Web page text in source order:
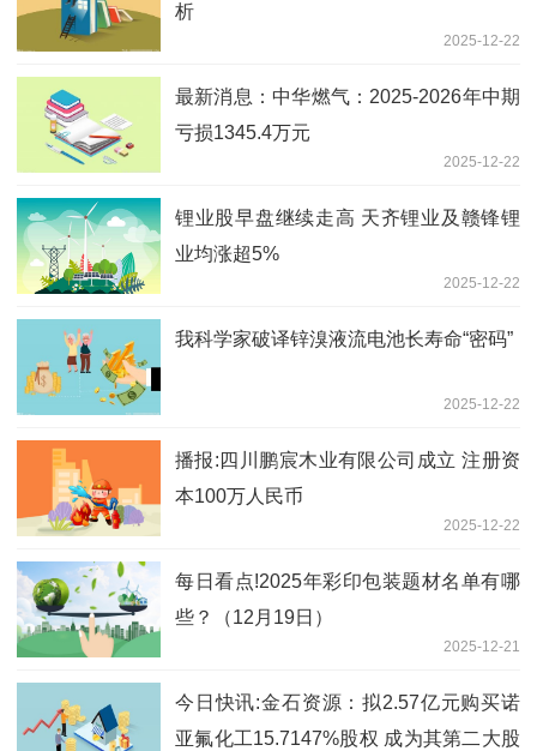
析
2025-12-22
最新消息：中华燃气：2025-2026年中期
亏损1345.4万元
2025-12-22
锂业股早盘继续走高 天齐锂业及赣锋锂
业均涨超5%
2025-12-22
我科学家破译锌溴液流电池长寿命“密码”
2025-12-22
播报:四川鹏宸木业有限公司成立 注册资
本100万人民币
2025-12-22
每日看点!2025年彩印包装题材名单有哪
些？（12月19日）
2025-12-21
今日快讯:金石资源：拟2.57亿元购买诺
亚氟化工15.7147%股权 成为其第二大股